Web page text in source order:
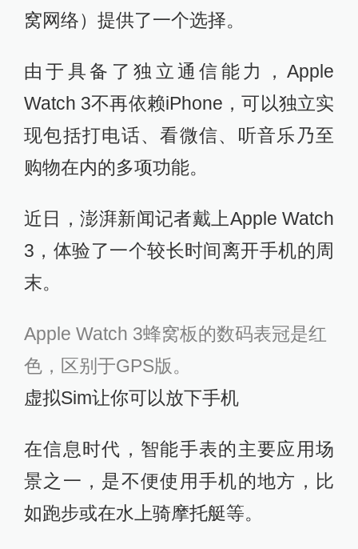
窝网络）提供了一个选择。
由于具备了独立通信能力，Apple
Watch 3不再依赖iPhone，可以独立实
现包括打电话、看微信、听音乐乃至
购物在内的多项功能。
近日，澎湃新闻记者戴上Apple Watch
3，体验了一个较长时间离开手机的周
末。
Apple Watch 3蜂窝板的数码表冠是红
色，区别于GPS版。
虚拟Sim让你可以放下手机
在信息时代，智能手表的主要应用场
景之一，是不便使用手机的地方，比
如跑步或在水上骑摩托艇等。